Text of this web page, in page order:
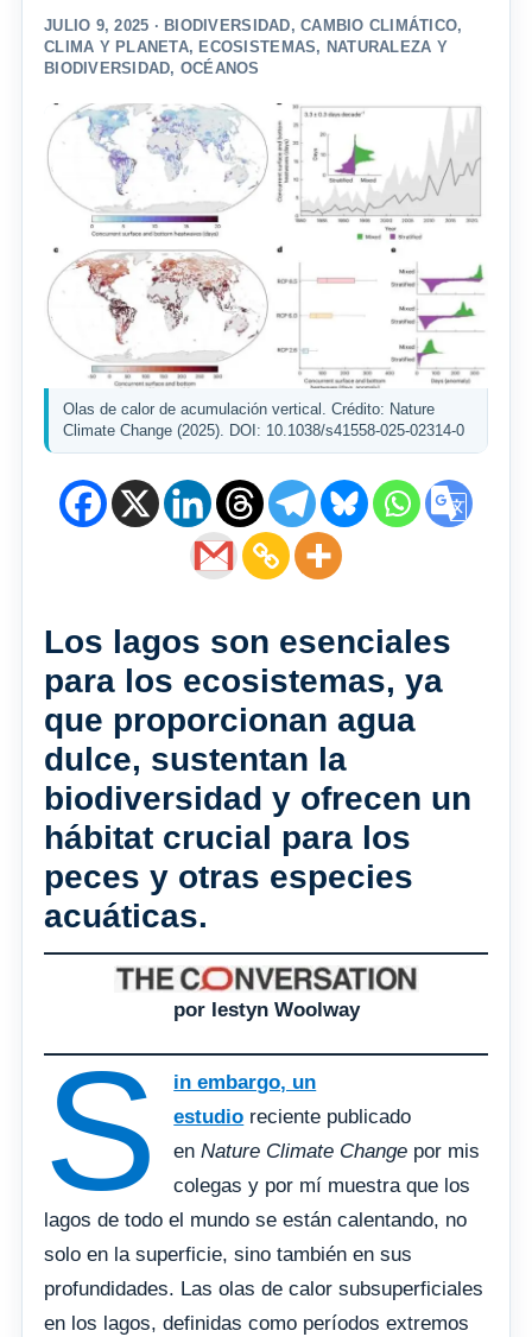
JULIO 9, 2025 · BIODIVERSIDAD,CAMBIO CLIMÁTICO,
CLIMA Y PLANETA, ECOSISTEMAS, NATURALEZA Y
BIODIVERSIDAD, OCÉANOS
Olas de calor de acumulación vertical. Crédito: Nature
Climate Change (2025). DOI: 10.1038/s41558-025-02314-0
Los lagos son esenciales
para los ecosistemas, ya
que proporcionan agua
dulce, sustentan la
biodiversidad y ofrecen un
hábitat crucial para los
peces y otras especies
acuáticas.
por Iestyn Woolway
S
in embargo, un
estudio reciente publicado
enNature Climate Change por mis
colegas y por mí muestra que los
lagos de todo el mundo se están calentando, no
solo en la superficie, sino también en sus
profundidades. Las olas de calor subsuperficiales
en los lagos, definidas como períodos extremos